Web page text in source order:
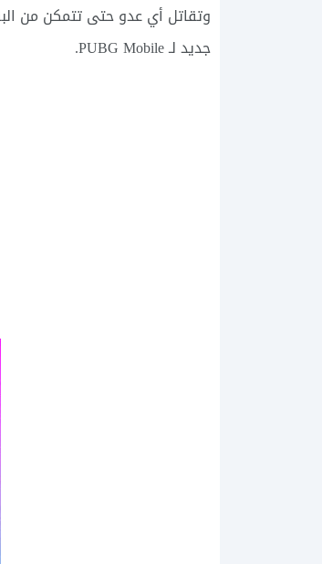
وتقاتل أي عدو حتى تتمكن من
جديد لـ PUBG Mobile.